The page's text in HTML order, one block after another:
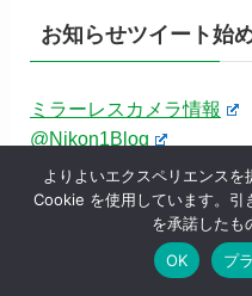
お知らせツイート始
ミラーレスカメラ情報
@Nikon1Blog
更新お知らせツイート始
よりよいエクスペリエンス
Cookie を使用しています。引
を承諾したも
OK
プ